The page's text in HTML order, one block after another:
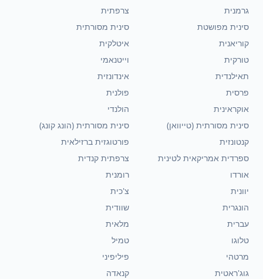
גרמנית
צרפתית
סינית מפושטת
סינית מסורתית
קוריאנית
איטלקית
טורקית
וייטנאמי
תאילנדית
אינדונזית
פרסית
פולנית
אוקראינית
הולנדי
סינית מסורתית (טייוואן)
סינית מסורתית (הונג קונג)
קנטונזית
פורטוגזית ברזילאית
ספרדית אמריקאית לטינית
צרפתית קנדית
אורדו
רומנית
יוונית
צ'כית
הונגרית
שוודית
עברית
מלאית
טלוגו
טמיל
מרטהי
פיליפיני
גוג'ראטית
קנאדה